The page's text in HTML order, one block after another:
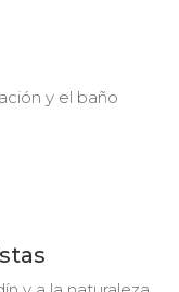
y el baño